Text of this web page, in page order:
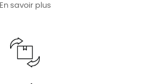
En savoir plus